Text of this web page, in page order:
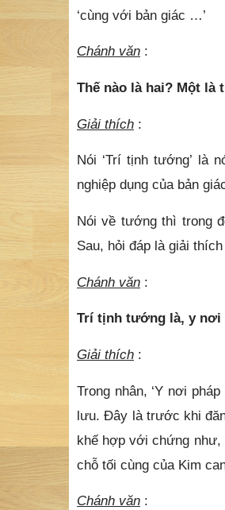
‘cùng với bản giác …’
Chánh văn :
Thế nào là hai? Một
Giải thích :
Nói ‘Trí tịnh tướng’ là
nghiệp dụng của bản
Nói về tướng thì trong
Sau, hỏi đáp là giải
Chánh văn :
Trí tịnh tướng là, y nơi
Giải thích :
Trong nhân, ‘Y nơi
lưu. Đây là trước khi
khế hợp với chứng như,
chỗ tối cùng của Kim
Chánh văn :